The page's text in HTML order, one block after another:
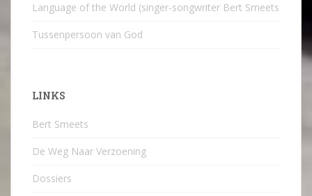
Language of the World (singer-songwriter Bert Smeets
Tussenpersoon van God
LINKS
Bert Smeets
De Weg Naar Verzoening
Dossiers